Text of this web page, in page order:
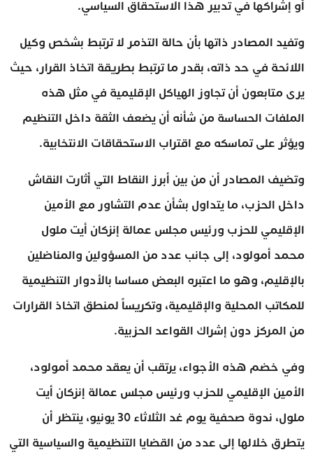
أو إشراكها في تدبير هذا الاستحقاق السياسي.
وتفيد المصادر ذاتها بأن حالة التذمر لا ترتبط بشخص وكيل
اللائحة في حد ذاته، بقدر ما ترتبط بطريقة اتخاذ القرار، حيث
يرى متابعون أن تجاوز الهياكل الإقليمية في مثل هذه
الملفات الحساسة من شأنه أن يضعف الثقة داخل التنظيم
ويؤثر على تماسكه مع اقتراب الاستحقاقات الانتخابية.
وتضيف المصادر أن من بين أبرز النقاط التي أثارت النقاش
داخل الحزب، ما يتداول بشأن عدم التشاور مع الأمين
الإقليمي للحزب ورئيس مجلس عمالة إنزكان أيت ملول
محمد أمولود، إلى جانب عدد من المسؤولين والمناضلين
بالإقليم، وهو ما اعتبره البعض مساسا بالأدوار التنظيمية
للمكاتب المحلية والإقليمية، وتكريساً لمنطق اتخاذ القرارات
من المركز دون إشراك القواعد الحزبية.
وفي خضم هذه الأجواء، يرتقب أن يعقد محمد أمولود،
الأمين الإقليمي للحزب ورئيس مجلس عمالة إنزكان أيت
ملول، ندوة صحفية يوم غد الثلاثاء 30 يونيو، ينتظر أن
يتطرق خلالها إلى عدد من القضايا التنظيمية والسياسية التي